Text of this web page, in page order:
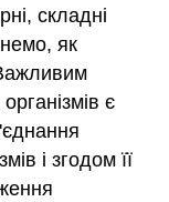
складні
як
є
і згодом її